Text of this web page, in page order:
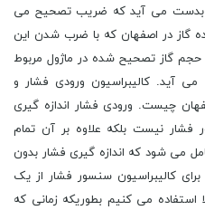
بدست می آید که ضریب تصحیح می
گاز در اصفهان که با ضرب شدن این
گاز تصحیح شده در ماژول مربوط
آید. کالیبراسیون ورودی فشار و
چیست. ورودی فشار اندازه گیری
نیست بلکه علاوه بر آن تمام
می شود که اندازه گیری فشار بدون
کالیبراسیون سنسور فشار از یک
استفاده می کنیم بطوریکه زمانی که